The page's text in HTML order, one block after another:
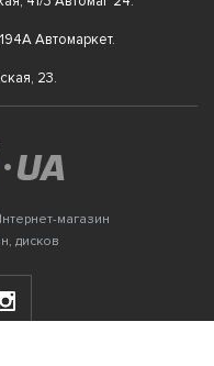
Автомаркет.
23.
магазин
дисков